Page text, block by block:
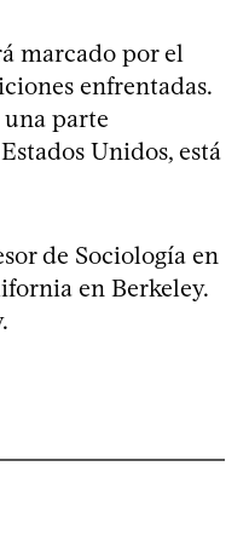
marcado por el
enfrentadas.
parte
Unidos, está
de Sociología en
en Berkeley.